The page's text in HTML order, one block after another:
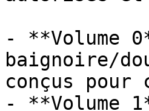
-
baignoire/
conçus pour
- **Volume